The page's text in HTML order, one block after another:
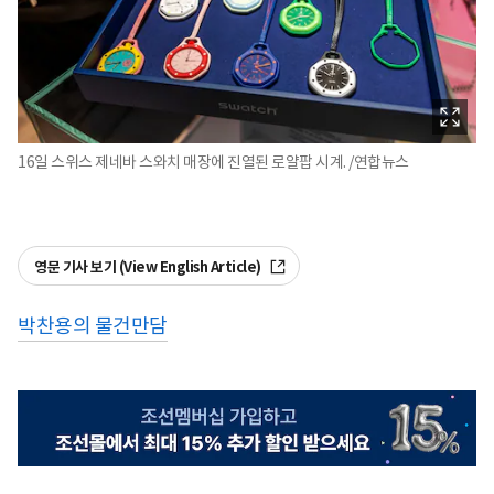
16일 스위스 제네바 스와치 매장에 진열된 로얄팝 시계. /연합뉴스
영문 기사 보기 (View English Article)
박찬용의 물건만담